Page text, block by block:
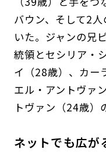
バウン、そして2
いた。ジャンの兄
統領とセシリア・
イ（28歳）、カー
エル・アントヴァ
トヴァン（24歳）
ネットでも広が